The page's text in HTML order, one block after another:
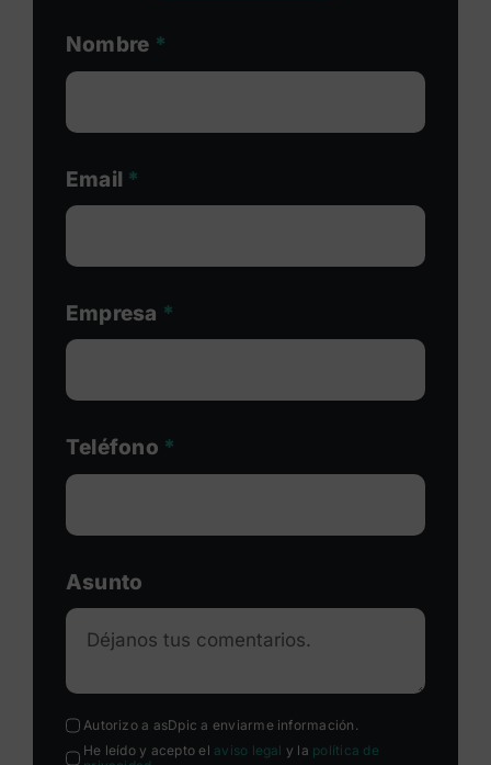
Nombre *
Email *
Empresa *
Teléfono *
Asunto
Autorizo a asDpic a enviarme información.
He leído y acepto el aviso legal y la política de